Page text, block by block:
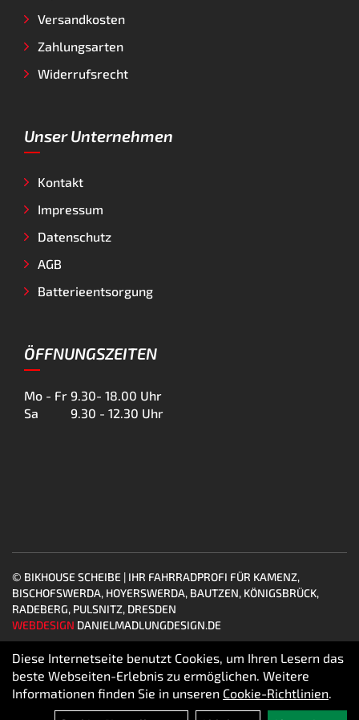
Versandkosten
Zahlungsarten
Widerrufsrecht
Unser Unternehmen
Kontakt
Impressum
Datenschutz
AGB
Batterieentsorgung
ÖFFNUNGSZEITEN
Mo - Fr 9.30- 18.00 Uhr
Sa
9.30 - 12.30 Uhr
© BIKHOUSE SCHEIBE | IHR FAHRRADPROFI FÜR KAMENZ,
BISCHOFSWERDA, HOYERSWERDA, BAUTZEN, KÖNIGSBRÜCK,
RADEBERG, PULSNITZ, DRESDEN
WEBDESIGN DANIELMADLUNGDESIGN.DE
Diese Internetseite benutzt Cookies, um Ihren Lesern das
beste Webseiten-Erlebnis zu ermöglichen. Weitere
Informationen finden Sie in unseren Cookie-Richtlinien.